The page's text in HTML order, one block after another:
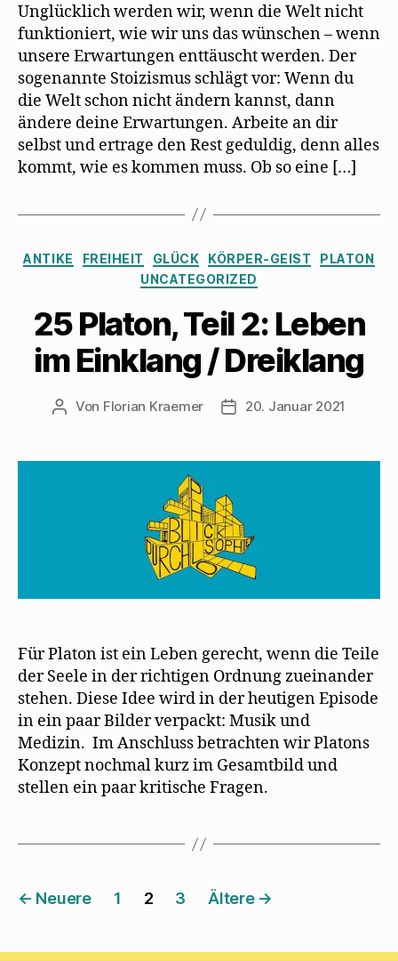
Unglücklich werden wir, wenn die Welt nicht
funktioniert, wie wir uns das wünschen – wenn
unsere Erwartungen enttäuscht werden. Der
sogenannte Stoizismus schlägt vor: Wenn du
die Welt schon nicht ändern kannst, dann
ändere deine Erwartungen. Arbeite an dir
selbst und ertrage den Rest geduldig, denn alles
kommt, wie es kommen muss. Ob so eine […]
Kategorien
ANTIKE FREIHEIT GLÜCK KÖRPER-GEIST
PLATON
UNCATEGORIZED
25 Platon, Teil 2: Leben
im Einklang / Dreiklang
Beitragsautor
Von Florian Kraemer Veröffentlichungsdatum
20. Januar 2021
Für Platon ist ein Leben gerecht, wenn die Teile
der Seele in der richtigen Ordnung zueinander
stehen. Diese Idee wird in der heutigen Episode
in ein paar Bilder verpackt: Musik und
Medizin. Im Anschluss betrachten wir Platons
Konzept nochmal kurz im Gesamtbild und
stellen ein paar kritische Fragen.
Seitennummerierung
← Neuere 1 2 3 Ältere →